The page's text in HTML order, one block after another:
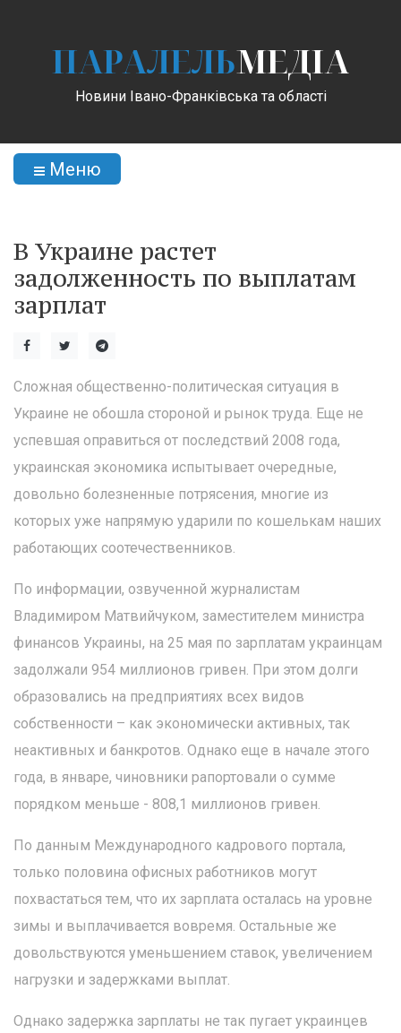
ПАРАЛЕЛЬМЕДІА
Новини Івано-Франківська та області
Меню
В Украине растет
задолженность по выплатам
зарплат
Сложная общественно-политическая ситуация в
Украине не обошла стороной и рынок труда. Еще не
успевшая оправиться от последствий 2008 года,
украинская экономика испытывает очередные,
довольно болезненные потрясения, многие из
которых уже напрямую ударили по кошелькам наших
работающих соотечественников.
По информации, озвученной журналистам
Владимиром Матвийчуком, заместителем министра
финансов Украины, на 25 мая по зарплатам украинцам
задолжали 954 миллионов гривен. При этом долги
образовались на предприятиях всех видов
собственности – как экономически активных, так
неактивных и банкротов. Однако еще в начале этого
года, в январе, чиновники рапортовали о сумме
порядком меньше - 808,1 миллионов гривен.
По данным Международного кадрового портала,
только половина офисных работников могут
похвастаться тем, что их зарплата осталась на уровне
зимы и выплачивается вовремя. Остальные же
довольствуются уменьшением ставок, увеличением
нагрузки и задержками выплат.
Однако задержка зарплаты не так пугает украинцев